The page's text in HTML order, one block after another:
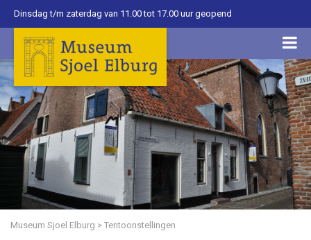
Dinsdag t/m zaterdag van 11.00 tot 17.00 uur geopend
Museum Sjoel Elburg > Tentoonstellingen